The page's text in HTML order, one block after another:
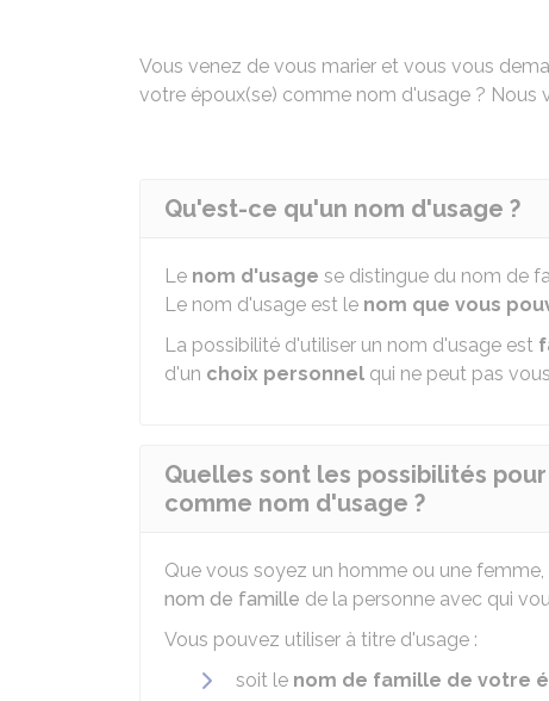
Vous venez de vous marier et vous vous
votre époux(se) comme nom d'usage ? Nous
Qu'est-ce qu'un nom d'usage ?
Le nom d'usage se distingue du nom de
Le nom d'usage est le nom que vous
La possibilité d'utiliser un nom d'usage est
d'un choix personnel qui ne peut pas
Quelles sont les possibilités
comme nom d'usage ?
Que vous soyez un homme ou une
nom de famille de la personne avec qui
Vous pouvez utiliser à titre d'usage :
soit le nom de famille de votre